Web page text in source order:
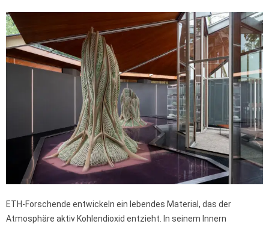
ETH-Forschende entwickeln ein lebendes Material, das der
Atmosphäre aktiv Kohlendioxid entzieht. In seinem Innern